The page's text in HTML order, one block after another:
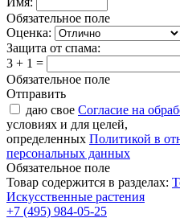
Обязательное поле
Оценка:
Защита от спама:
3 + 1 =
Обязательное поле
Отправить
даю свое Согласие на
условиях и для целей,
определенных Политикой в
персональных данных
Обязательное поле
Товар содержится в разделах:
Искусственные растения
+7 (495) 984-05-25